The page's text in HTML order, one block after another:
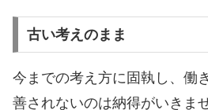
古い考えのまま
今までの考え方に固執し、働
善されないのは納得がいきま